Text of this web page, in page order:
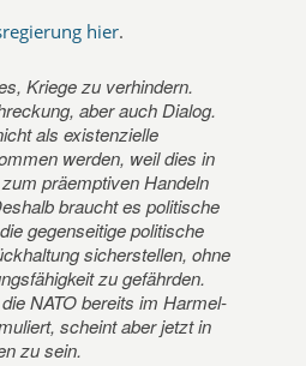
hier.
Kriege zu verhindern.
aber auch Dialog.
als existenzielle
werden, weil dies in
präemptiven Handeln
braucht es politische
gegenseitige politische
sicherstellen, ohne
zu gefährden.
NATO bereits im Harmel-
scheint aber jetzt in
zu sein.